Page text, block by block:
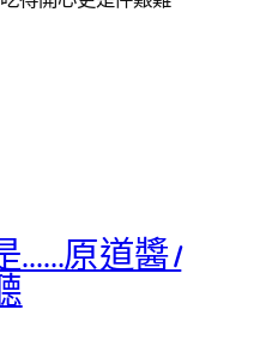
……原道醬 /